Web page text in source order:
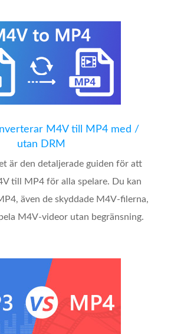
M4V till MP4 med /
utan DRM
är den detaljerade guiden för att
till MP4 för alla spelare. Du kan
även de skyddade M4V-filerna,
M4V-videor utan begränsning.